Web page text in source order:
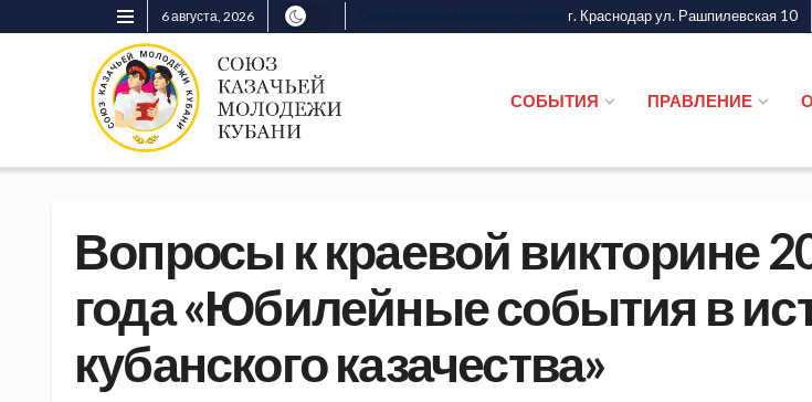
6 августа, 2026 г. Краснодар ул. Рашпилевская 10
СОБЫТИЯ ПРАВЛЕНИЕ
Вопросы к краевой викторине
года «Юбилейные события в
кубанского казачества»